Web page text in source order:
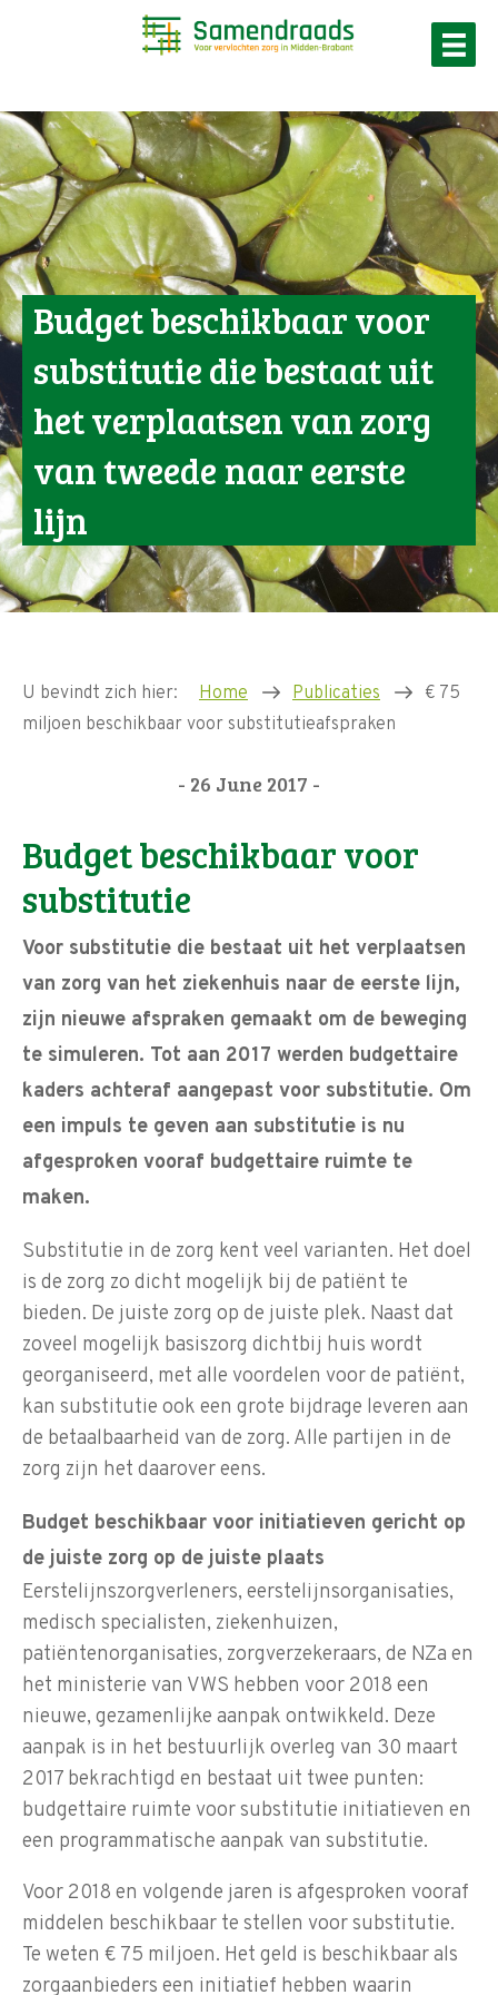
Budget beschikbaar voor
substitutie die bestaat uit
het verplaatsen van zorg
van tweede naar eerste
lijn
U bevindt zich hier: Home Publicaties
€ 75
miljoen beschikbaar voor substitutieafspraken
- 26 June 2017 -
Budget beschikbaar voor
substitutie
Voor substitutie die bestaat uit het verplaatsen
van zorg van het ziekenhuis naar de eerste lijn,
zijn nieuwe afspraken gemaakt om de beweging
te simuleren. Tot aan 2017 werden budgettaire
kaders achteraf aangepast voor substitutie. Om
een impuls te geven aan substitutie is nu
afgesproken vooraf budgettaire ruimte te
maken.
Substitutie in de zorg kent veel varianten. Het doel
is de zorg zo dicht mogelijk bij de patiënt te
bieden. De juiste zorg op de juiste plek. Naast dat
zoveel mogelijk basiszorg dichtbij huis wordt
georganiseerd, met alle voordelen voor de patiënt,
kan substitutie ook een grote bijdrage leveren aan
de betaalbaarheid van de zorg. Alle partijen in de
zorg zijn het daarover eens.
Budget beschikbaar voor initiatieven gericht op
de juiste zorg op de juiste plaats
Eerstelijnszorgverleners, eerstelijnsorganisaties,
medisch specialisten, ziekenhuizen,
patiëntenorganisaties, zorgverzekeraars, de NZa en
het ministerie van VWS hebben voor 2018 een
nieuwe, gezamenlijke aanpak ontwikkeld. Deze
aanpak is in het bestuurlijk overleg van 30 maart
2017 bekrachtigd en bestaat uit twee punten:
budgettaire ruimte voor substitutie initiatieven en
een programmatische aanpak van substitutie.
Voor 2018 en volgende jaren is afgesproken vooraf
middelen beschikbaar te stellen voor substitutie.
Te weten € 75 miljoen. Het geld is beschikbaar als
zorgaanbieders een initiatief hebben waarin